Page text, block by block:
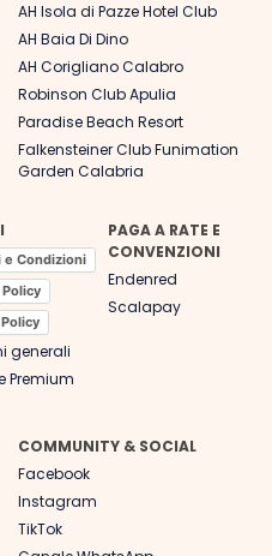
AH Isola di Pazze Hotel Club
AH Baia Di Dino
AH Corigliano Calabro
Robinson Club Apulia
Paradise Beach Resort
Falkensteiner Club Funimation
Garden Calabria
e Condizioni
generali
Premium
PAGA A RATE E
CONVENZIONI
Endenred
Scalapay
COMMUNITY & SOCIAL
Facebook
Instagram
TikTok